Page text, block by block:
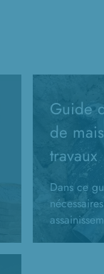
Guide
de
travaux
Dans ce